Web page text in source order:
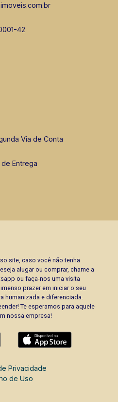
42
Via de Conta
Entrega
site, caso você não tenha
alugar ou comprar, chame a
ou faça-nos uma visita
prazer em iniciar o seu
humanizada e diferenciada.
Te esperamos para aquele
nossa empresa!
Privacidade
de Uso